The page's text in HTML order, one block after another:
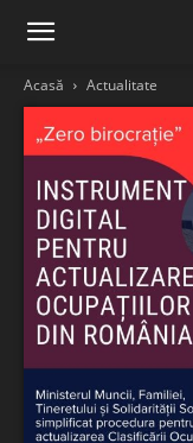
Acasă Actualitate